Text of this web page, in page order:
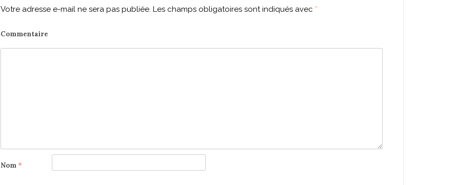
Votre adresse e-mail ne sera pas publiée. Les champs obligatoires sont indiqués avec *
Commentaire
Nom *